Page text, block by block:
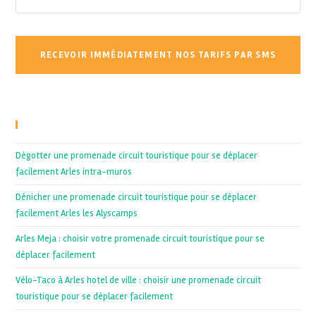
Dégotter une promenade circuit touristique pour se déplacer
facilement Arles intra-muros
Dénicher une promenade circuit touristique pour se déplacer
facilement Arles les Alyscamps
Arles Meja : choisir votre promenade circuit touristique pour se
déplacer facilement
Vélo-Taco à Arles hotel de ville : choisir une promenade circuit
touristique pour se déplacer facilement